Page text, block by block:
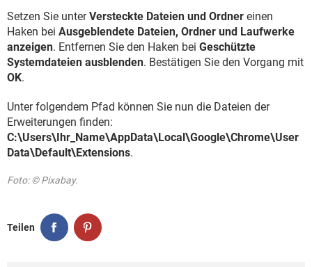
Setzen Sie unterVersteckte Dateien und Ordner einen
Haken bei Ausgeblendete Dateien, Ordner und Laufwerke
anzeigen. Entfernen Sie den Haken bei Geschützte
Systemdateien ausblenden. Bestätigen Sie den Vorgang mit
OK.
Unter folgendem Pfad können Sie nun die Dateien der
Erweiterungen finden:
C:\Users\Ihr_Name\AppData\Local\Google\Chrome\User
Data\Default\Extensions.
Foto: © Pixabay.
Teilen